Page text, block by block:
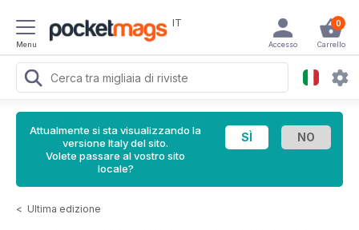
Menu
IT 0
Carrello
Accesso
Attualmente si sta visualizzando la
versione Italy del sito.
Volete passare al vostro sito
locale?
< Ultima edizione